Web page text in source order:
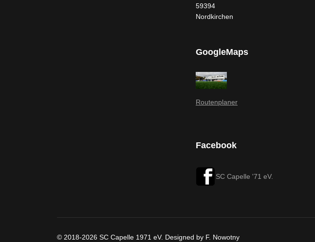
59394
Nordkirchen
GoogleMaps
Routenplaner
Facebook
SC Capelle '71 eV.
© 2018-2026 SC Capelle 1971 eV. Designed by F. Nowotny